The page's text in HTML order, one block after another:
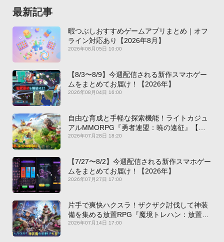
最新記事
暇つぶしおすすめゲームアプリまとめ｜オフ
ライン対応あり【2026年8月】
2026年08月05日 10:00
【8/3〜8/9】今週配信される新作スマホゲー
ムをまとめてお届け！【2026年】
2026年08月04日 16:00
自由な育成と手軽な探索機能！ライトカジュ
アルMMORPG『勇者連盟：暁の遠征』【最
新作PICKUP】
2026年07月28日 18:20
【7/27〜8/2】今週配信される新作スマホゲー
ムをまとめてお届け！【2026年】
2026年07月27日 17:00
片手で爽快ハクスラ！ザクザク討伐して神装
備を集める放置RPG『魔境トレハン：放置で
神装備』【最新作PICKUP】
2026年07月14日 17:00